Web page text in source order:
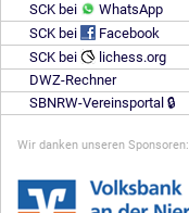
SCK bei
WhatsApp
SCK bei
Facebook
SCK bei
lichess.org
DWZ-Rechner
SBNRW-Vereinsportal 🔒
Wir danken unseren Sponsoren: